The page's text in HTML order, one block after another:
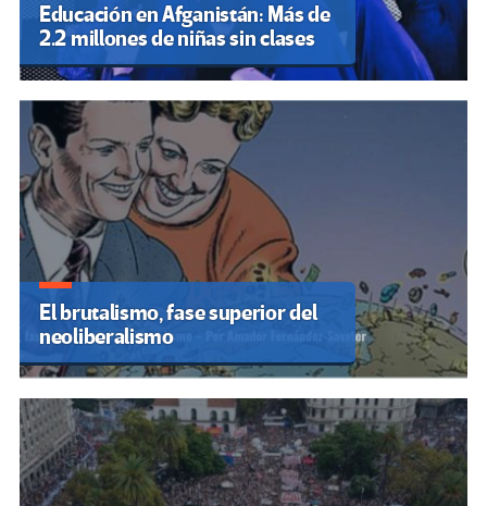
Educación en Afganistán: Más de
2.2 millones de niñas sin clases
El brutalismo, fase superior del
neoliberalismo